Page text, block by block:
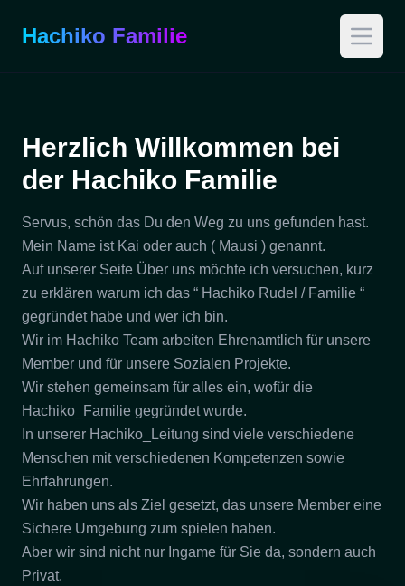
Hachiko Familie Open
Herzlich Willkommen bei
der Hachiko Familie
Servus, schön das Du den Weg zu uns gefunden hast.
Mein Name ist Kai oder auch ( Mausi ) genannt.
Auf unserer Seite Über uns möchte ich versuchen, kurz
zu erklären warum ich das “ Hachiko Rudel / Familie “
gegründet habe und wer ich bin.
Wir im Hachiko Team arbeiten Ehrenamtlich für unsere
Member und für unsere Sozialen Projekte.
Wir stehen gemeinsam für alles ein, wofür die
Hachiko_Familie gegründet wurde.
In unserer Hachiko_Leitung sind viele verschiedene
Menschen mit verschiedenen Kompetenzen sowie
Ehrfahrungen.
Wir haben uns als Ziel gesetzt, das unsere Member eine
Sichere Umgebung zum spielen haben.
Aber wir sind nicht nur Ingame für Sie da, sondern auch
Privat.